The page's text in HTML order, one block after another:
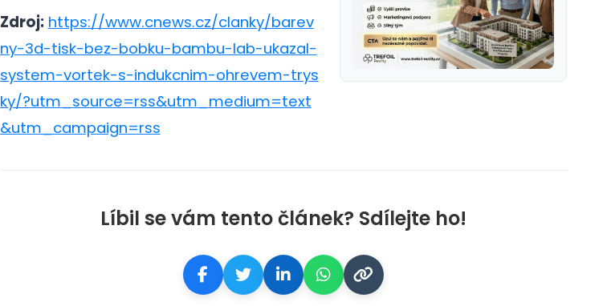
Zdroj: https://www.cnews.cz/clanky/barev
ny-3d-tisk-bez-bobku-bambu-lab-ukazal-
system-vortek-s-indukcnim-ohrevem-trys
ky/?utm_source=rss&utm_medium=text
&utm_campaign=rss
Líbil se vám tento článek? Sdílejte ho!